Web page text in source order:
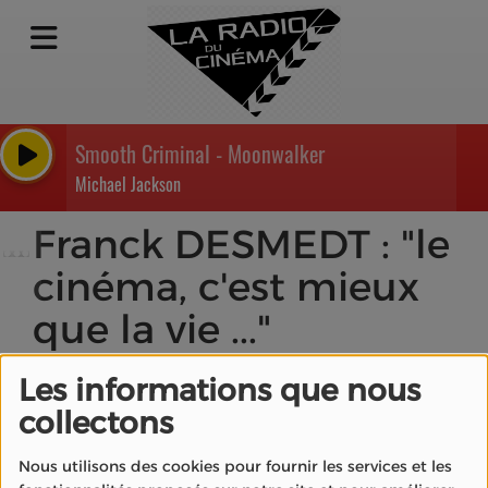
Les informations que nous
collectons
Nous utilisons des cookies pour fournir les services et les
Smooth Criminal - Moonwalker
Michael Jackson
Franck DESMEDT : "le
cinéma, c'est mieux
que la vie ..."